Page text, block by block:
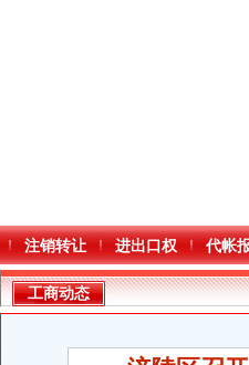
注销转让 进出口权 代帐
工商动态